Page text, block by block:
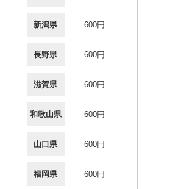
新潟県 600円
長野県 600円
滋賀県 600円
和歌山県 600円
山口県 600円
福岡県 600円